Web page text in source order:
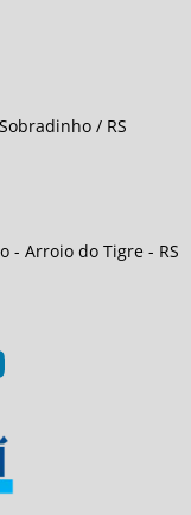
/ RS
- Arroio do Tigre - RS